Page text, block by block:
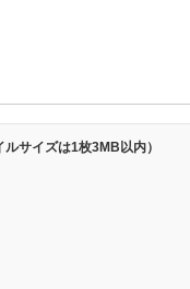
サイズは1枚3MB以内）